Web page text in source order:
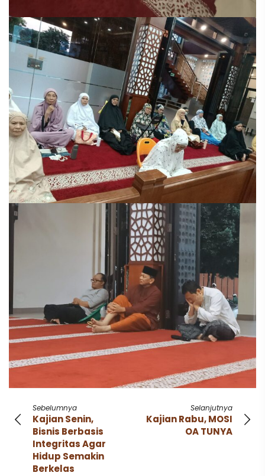
Sebelumnya
Kajian Senin,
Bisnis Berbasis
Integritas Agar
Hidup Semakin
Berkelas
Selanjutnya
Kajian Rabu, MOSI
OA TUNYA